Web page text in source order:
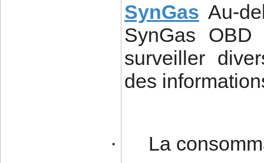
SynGas Au-
SynGas
surveiller
des
· La